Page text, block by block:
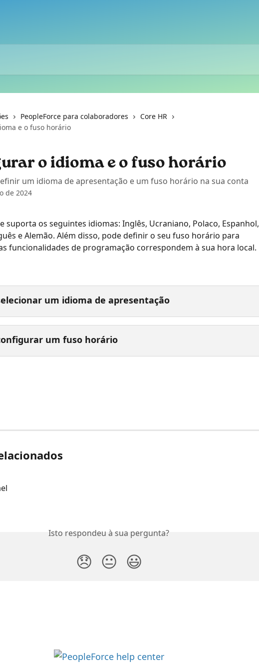
PeopleForce para colaboradores
Core HR
e o fuso horário
o idioma e o fuso horário
um idioma de apresentação e um fuso horário na sua conta
de 2024
suporta os seguintes idiomas: Inglês, Ucraniano, Polaco, Espanhol,
e Alemão. Além disso, pode definir o seu fuso horário para
funcionalidades de programação correspondem à sua hora local.
um idioma de apresentação
um fuso horário
Isto respondeu à sua pergunta?
😞 😐 😃